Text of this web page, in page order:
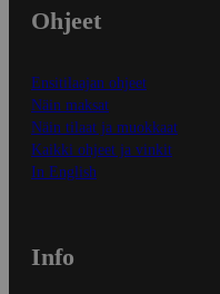
Ohjeet
Ensitilaajan ohjeet
Näin maksat
Näin tilaat ja muokkaat
Kaikki ohjeet ja vinkit
In English
Info